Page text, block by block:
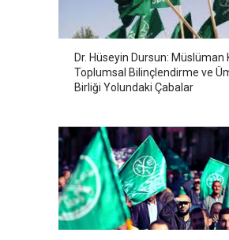
Dr. Hüseyin Dursun: Müslüman
Toplumsal Bilinçlendirme ve
Birliği Yolundaki Çabalar